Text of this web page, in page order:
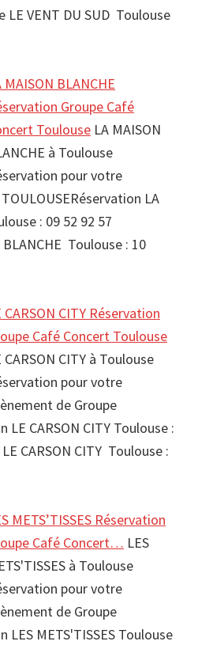
LE VENT DU SUD Toulouse
MAISON BLANCHE
Groupe Café
Toulouse LA MAISON
à Toulouse
pour votre
LA
: 09 52 92 57
Toulouse : 10
CARSON CITY Réservation
Café Concert Toulouse
CARSON CITY à Toulouse
pour votre
de Groupe
LE CARSON CITY Toulouse :
CARSON CITY Toulouse :
METS’TISSES Réservation
Café Concert… LES
à Toulouse
pour votre
de Groupe
LES METS'TISSES Toulouse